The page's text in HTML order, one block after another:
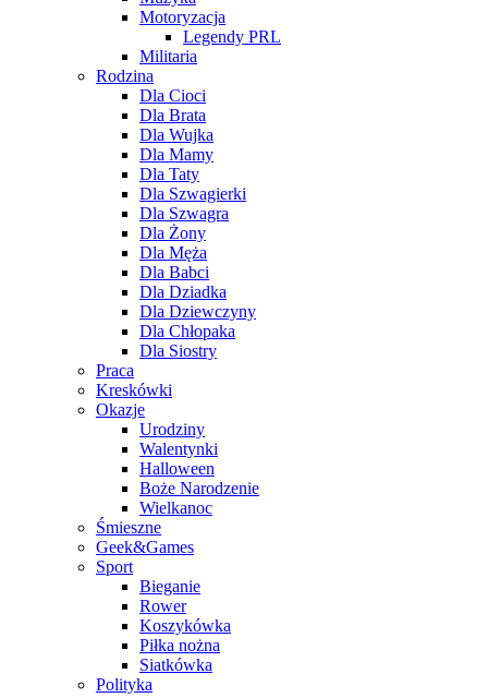
Motoryzacja
Legendy PRL
Militaria
Rodzina
Dla Cioci
Dla Brata
Dla Wujka
Dla Mamy
Dla Taty
Dla Szwagierki
Dla Szwagra
Dla Żony
Dla Męża
Dla Babci
Dla Dziadka
Dla Dziewczyny
Dla Chłopaka
Dla Siostry
Praca
Kreskówki
Okazje
Urodziny
Walentynki
Halloween
Boże Narodzenie
Wielkanoc
Śmieszne
Geek&Games
Sport
Bieganie
Rower
Koszykówka
Piłka nożna
Siatkówka
Polityka